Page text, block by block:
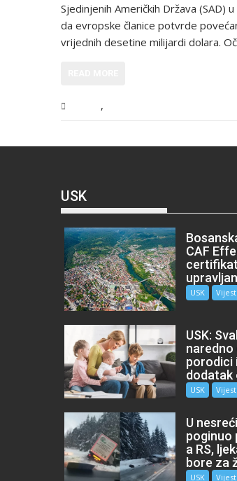
Sjedinjenih Američkih Država (SAD)
da evropske članice potvrde
vrijednih desetine milijardi dolara.
,
USK
CAF
USK Vijesti
USK:
naredno
porodici
dodatak
USK Vijesti
U
poginuo
a RS,
bore za
USK Vijesti